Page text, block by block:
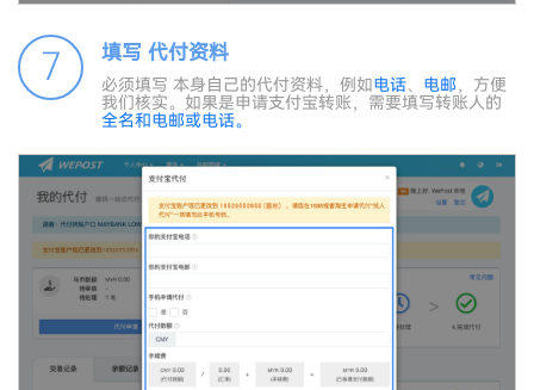
7 填写 代付资料
必须填写 本身自己的代付资料，例如电话、 电邮 ，方便
我们核实。如果是申请支付宝转账，需要填写转账人的
全名和电邮或电话。